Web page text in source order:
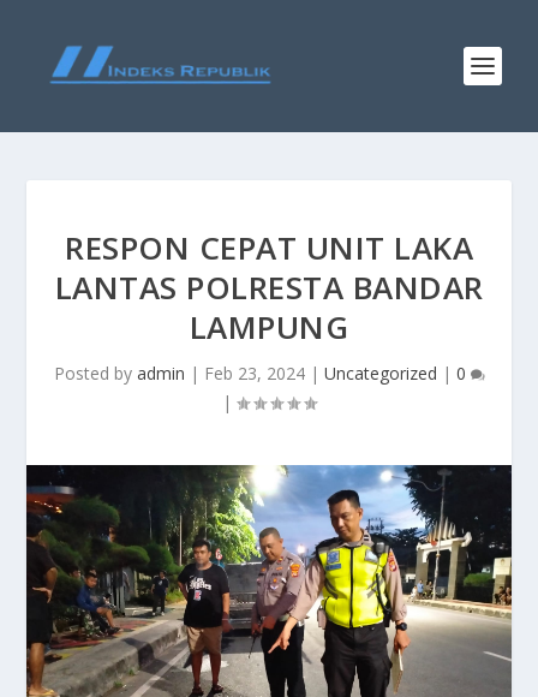
RESPON CEPAT UNIT LAKA
LANTAS POLRESTA BANDAR
LAMPUNG
Posted by admin | Feb 23, 2024| Uncategorized | 0
|